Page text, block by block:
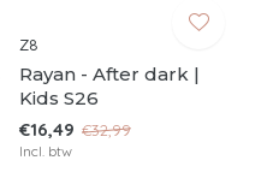
Z8
Rayan - After dark |
Kids S26
€16,49 €32,99
Incl. btw